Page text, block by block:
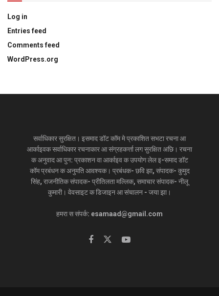
Log in
Entries feed
Comments feed
WordPress.org
सर्वाधिकार सुरक्षित। इसमाद डॉट कॉम मे प्रकाशित सभटा रचना आ
आर्काइवक सर्वाधिकार रचनाकार आ संग्रहकर्त्ता लग सुरक्षित अछि। रचना
क अनुवाद आ पुन: प्रकाशन वा आर्काइव क उपयोग लेल इ-समाद डॉट
कॉम प्रबंधन क अनुमति आवश्यक। प्रबंधक- छवि झा, संपादक- कुमुद
सिंह, राजनीतिक संपादक- प्रीतिलता मल्लिक, समाचार संपादक- नीलू
कुमारी। वेवसाइट क डिजाइन आ संचालन - जया झा।
हमरा स संपर्क: esamaad@gmail.com